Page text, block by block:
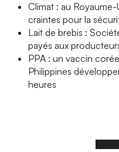
Climat : au
craintes pour la
Lait de brebis :
payés aux
PPA : un vaccin
Philippines
heures